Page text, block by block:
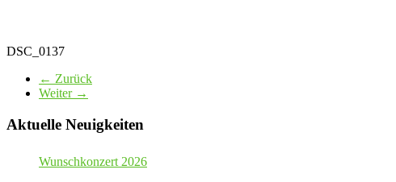
DSC_0137
← Zurück
Weiter →
Aktuelle Neuigkeiten
Wunschkonzert 2026